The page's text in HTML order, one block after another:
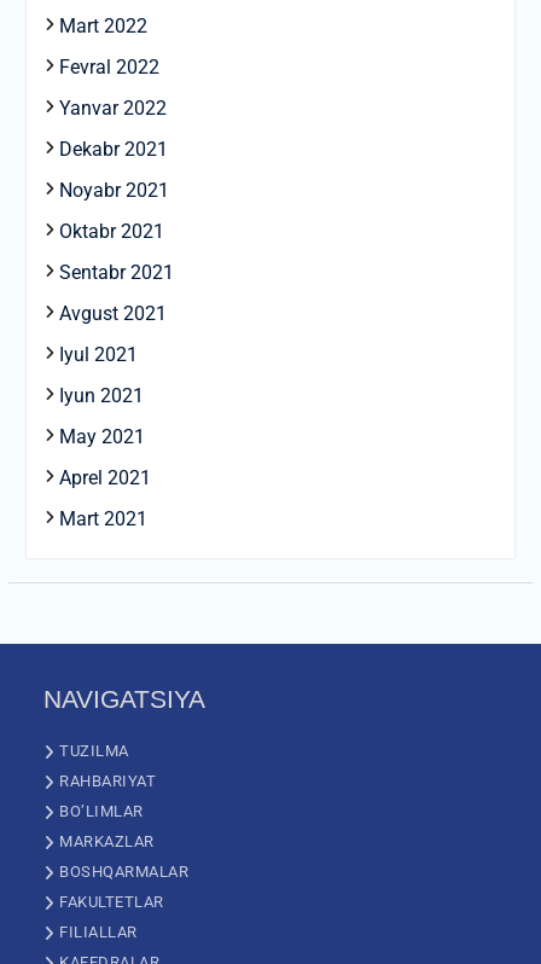
Mart 2022
Fevral 2022
Yanvar 2022
Dekabr 2021
Noyabr 2021
Oktabr 2021
Sentabr 2021
Avgust 2021
Iyul 2021
Iyun 2021
May 2021
Aprel 2021
Mart 2021
NAVIGATSIYA
TUZILMA
RAHBARIYAT
BO’LIMLAR
MARKAZLAR
BOSHQARMALAR
FAKULTETLAR
FILIALLAR